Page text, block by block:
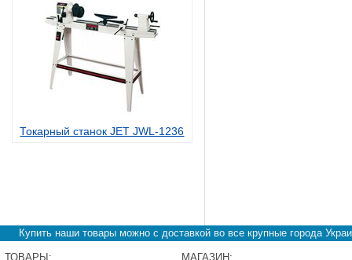
Токарный станок JET JWL-1236
Купить наши товары можно с доставкой во все крупные города
ТОВАРЫ: МАГАЗИН: